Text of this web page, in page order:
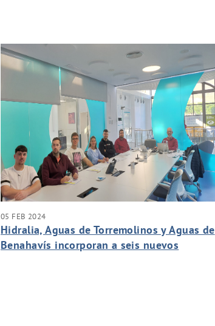
05 FEB 2024
Hidralia, Aguas de Torremolinos y Aguas de
Benahavís incorporan a seis nuevos